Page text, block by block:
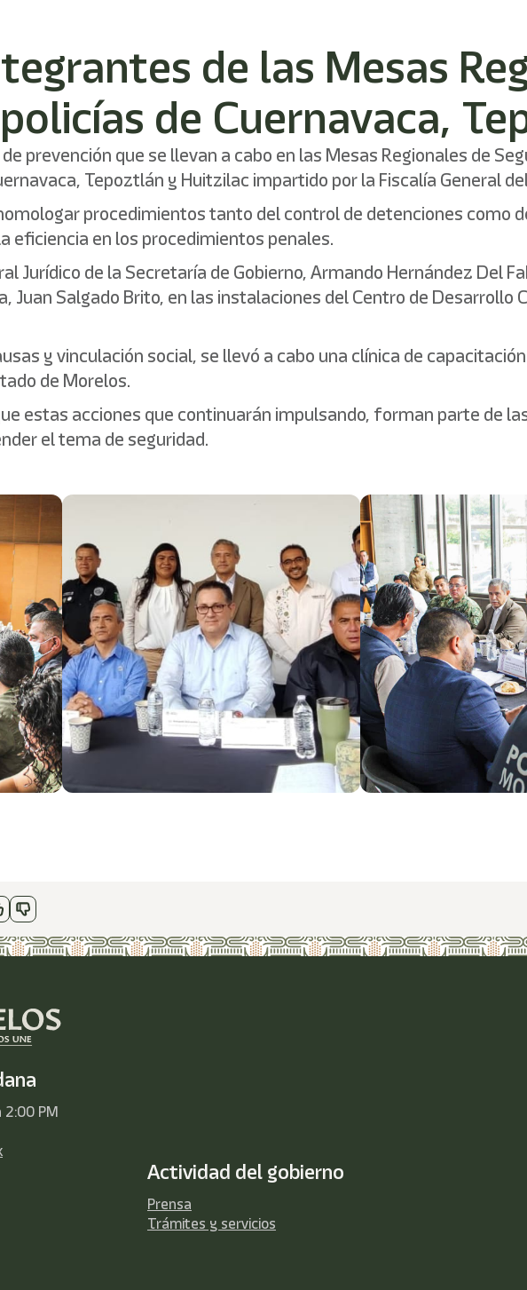
de las Mesas
de Cuernavaca,
prevención que se llevan a cabo en las Mesas Regionales de
Tepoztlán y Huitzilac impartido por la Fiscalía General
procedimientos tanto del control de detenciones como
eficiencia en los procedimientos penales.
Jurídico de la Secretaría de Gobierno, Armando Hernández Del
Juan Salgado Brito, en las instalaciones del Centro de Desarrollo
y vinculación social, se llevó a cabo una clínica de
de Morelos.
estas acciones que continuarán impulsando, forman parte de
el tema de seguridad.
2:00 PM
Actividad del gobierno
Prensa
Trámites y servicios